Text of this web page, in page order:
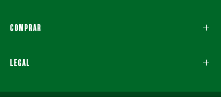
COMPRAR
LEGAL